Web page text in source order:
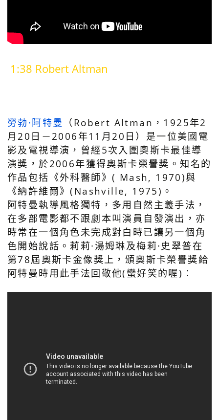
1:38 Robert Altman
勞勃·阿特曼 （Robert Altman，1925年2
月20日－2006年11月20日）是一位美國電
影及電視導演，曾經5次入圍奧斯卡最佳導
演獎，於2006年獲得奧斯卡榮譽獎。知名的
作品包括《外科醫師》( Mash, 1970)與
《納許維爾》(Nashville, 1975)。
阿特曼執導風格獨特，多用自然主義手法，
在多部電影都不跟劇本叫演員自發演出，亦
時常在一個角色未完成對白時已讓另一個角
色開始說話。莉莉·湯姆琳及梅莉·史翠普在
第78屆奧斯卡金像獎上，頒奧斯卡榮譽獎給
阿特曼時用此手法回敬他(蠻好笑的喔)：